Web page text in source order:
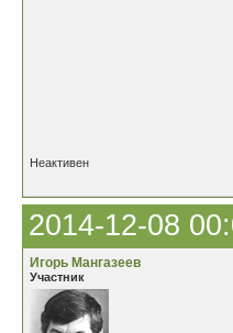
Неактивен
2014-12-08
Игорь Мангазеев
Участник